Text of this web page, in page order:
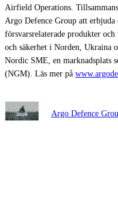
Airfield Operations.
Argo Defence Group att
försvarsrelaterade produkter
och säkerhet i Norden, Ukraina
Nordic SME, en marknadsplats
(NGM). Läs mer på
Argo Defence